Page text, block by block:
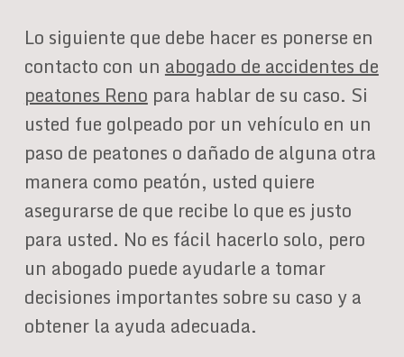
Lo siguiente que debe hacer es ponerse en
contacto con un abogado de accidentes de
peatones Renopara hablar de su caso. Si
usted fue golpeado por un vehículo en un
paso de peatones o dañado de alguna otra
manera como peatón, usted quiere
asegurarse de que recibe lo que es justo
para usted. No es fácil hacerlo solo, pero
un abogado puede ayudarle a tomar
decisiones importantes sobre su caso y a
obtener la ayuda adecuada.